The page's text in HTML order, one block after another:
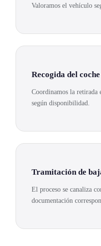
Valoramos el vehículo
Recogida del coche
Coordinamos la retirada
según disponibilidad.
Tramitación de
El proceso se canaliza
documentación